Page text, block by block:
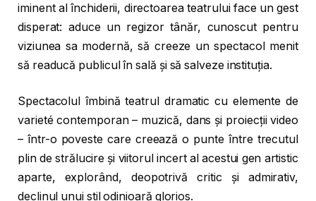
iminent al închiderii, directoarea teatrului face un gest
disperat: aduce un regizor tânăr, cunoscut pentru
viziunea sa modernă, să creeze un spectacol menit
să readucă publicul în sală și să salveze instituția.
Spectacolul îmbină teatrul dramatic cu elemente de
varieté contemporan – muzică, dans și proiecții video
– într-o poveste care creează o punte între trecutul
plin de strălucire și viitorul incert al acestui gen artistic
aparte, explorând, deopotrivă critic și admirativ,
declinul unui stil odinioară glorios.